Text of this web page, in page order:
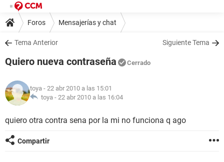
Foros Mensajerías y chat
Tema Anterior Siguiente Tema
Quiero nueva contraseña Cerrado
toya - 22 abr 2010 a las 15:01
toya - 22 abr 2010 a las 16:04
quiero otra contra sena por la mi no funciona q ago
Compartir